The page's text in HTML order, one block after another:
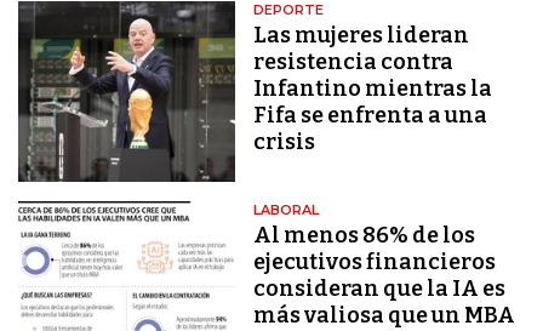
DEPORTE
Las mujeres lideran
resistencia contra
Infantino mientras la
Fifa se enfrenta a una
crisis
LABORAL
Al menos 86% de los
ejecutivos financieros
consideran que la IA es
más valiosa que un MBA